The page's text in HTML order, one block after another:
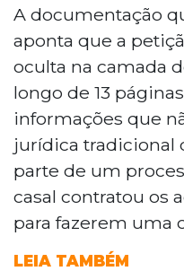
Grande confirmou
inserção de
petições de 28
Justiça de Mato
conhecida como
projetada para
inteligência
escritório atribuiu
colaborador,
prática. O caso
judicial.
A documentação
aponta que a
oculta na camada
longo de 13
informações que
jurídica tradicional
parte de um
casal contratou os
para fazerem uma
LEIA TAMBÉM